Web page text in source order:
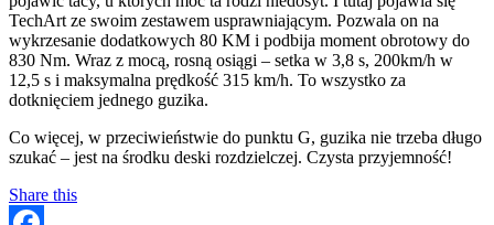
TechArt ze swoim zestawem usprawniającym. Pozwala on na
wykrzesanie dodatkowych 80 KM i podbija moment obrotowy do
830 Nm. Wraz z mocą, rosną osiągi – setka w 3,8 s, 200km/h w
12,5 s i maksymalna prędkość 315 km/h. To wszystko za
dotknięciem jednego guzika.
Co więcej, w przeciwieństwie do punktu G, guzika nie trzeba długo
szukać – jest na środku deski rozdzielczej. Czysta przyjemność!
Share this